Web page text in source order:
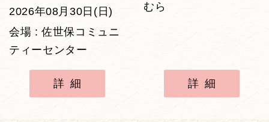
2026年08月30日(日)
会場 : 佐世保コミュニ
ティーセンター
詳細
むら
詳細